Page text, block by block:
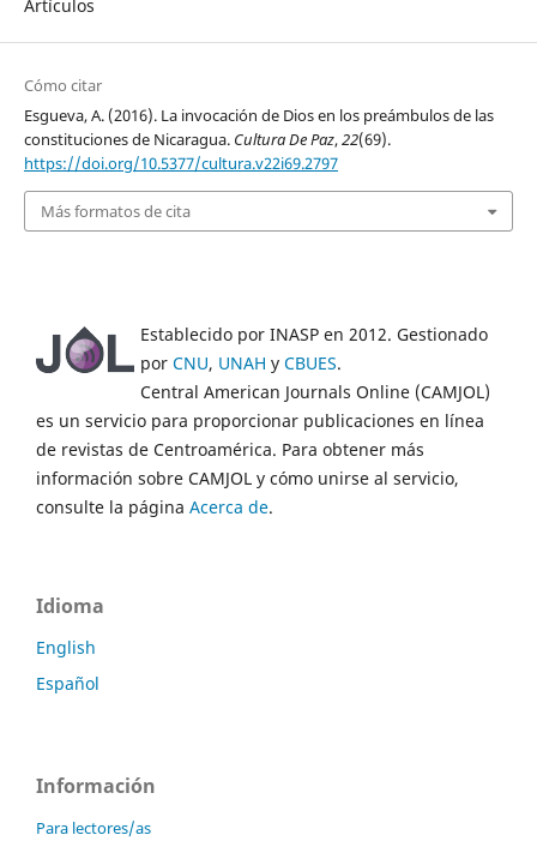
Artículos
Cómo citar
Esgueva, A. (2016). La invocación de Dios en los preámbulos de las
constituciones de Nicaragua. Cultura De Paz,22(69).
https://doi.org/10.5377/cultura.v22i69.2797
Más formatos de cita
Establecido por INASP en 2012. Gestionado
por CNU, UNAH y CBUES.
Central American Journals Online (CAMJOL)
es un servicio para proporcionar publicaciones en línea
de revistas de Centroamérica. Para obtener más
información sobre CAMJOL y cómo unirse al servicio,
consulte la página Acerca de.
Idioma
English
Español
Información
Para lectores/as